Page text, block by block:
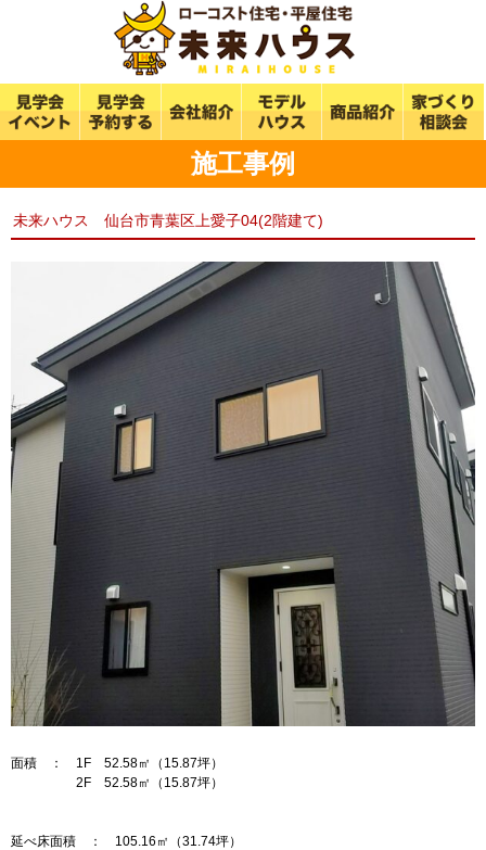
施工事例
未来ハウス 仙台市青葉区上愛子04(2階建て)
面積 ： 1F 52.58㎡（15.87坪）
2F 52.58㎡（15.87坪）
延べ床面積 ： 105.16㎡（31.74坪）